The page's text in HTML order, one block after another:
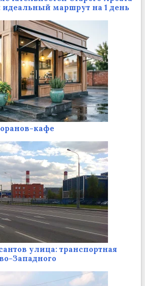
идеальный маршрут на 1 день
кафе
улица: транспортная
Западного